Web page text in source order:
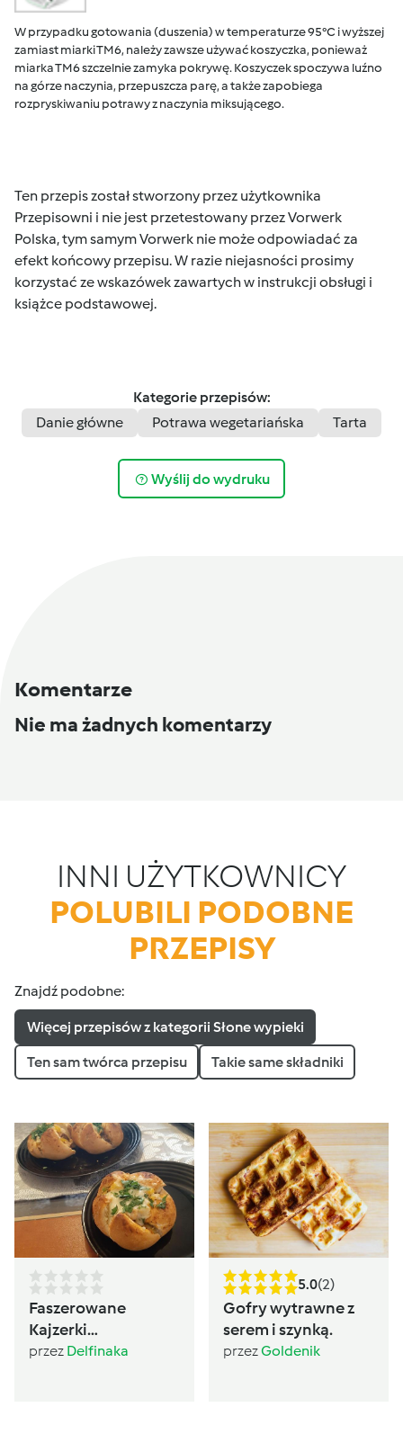
W przypadku gotowania (duszenia) w temperaturze 95°C i wyższej
zamiast miarki TM6, należy zawsze używać koszyczka, ponieważ
miarka TM6 szczelnie zamyka pokrywę. Koszyczek spoczywa luźno
na górze naczynia, przepuszcza parę, a także zapobiega
rozpryskiwaniu potrawy z naczynia miksującego.
Ten przepis został stworzony przez użytkownika
Przepisowni i nie jest przetestowany przez Vorwerk
Polska, tym samym Vorwerk nie może odpowiadać za
efekt końcowy przepisu. W razie niejasności prosimy
korzystać ze wskazówek zawartych w instrukcji obsługi i
książce podstawowej.
Kategorie przepisów:
Danie główne
Potrawa wegetariańska Tarta
Wyślij do wydruku
Komentarze
Nie ma żadnych komentarzy
INNI UŻYTKOWNICY
POLUBILI PODOBNE
PRZEPISY
Znajdź podobne:
Więcej przepisów z kategorii Słone wypieki
Ten sam twórca przepisu Takie same składniki
Faszerowane
Kajzerki
PoliczonaSzama
przez Delfinaka
5.0(2)
Gofry wytrawne z
serem i szynką.
przezGoldenik